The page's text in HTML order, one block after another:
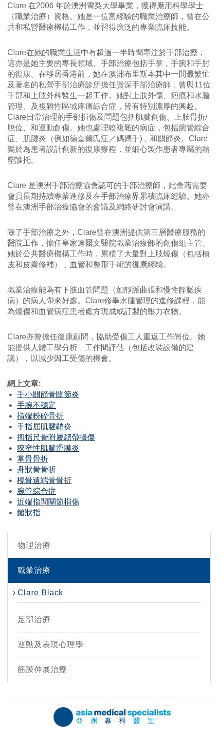
Clare 在2006 年於澳洲雪梨大學畢業，獲得應用科學學士
（職業治療）資格。她是一位富經驗的職業治療師，曾在公
共和私營醫療機構工作，並習得廣泛的專業臨床技能。
Clare在她的職業生涯中有超過一半時間專注於手部治療，
這亦是她主要的專長領域。手部治療包括手掌，手腕和手肘
的復康。在移居香港前，她在澳洲布里斯本其中一間最繁忙
及著名的私營手部治療診所擔任資深手部治療師，曾與11位
手部和上肢外科醫生一起工作。她對上肢外傷、疤痕和水腫
管理、及複雜性區域疼痛綜合症，皆有特別濃厚的興趣。
Clare日常治理的手部損傷及問題包括肌腱創傷、上肢骨折/
脫位、和運動創傷。她也處理較複雜的病症，包括腕管綜合
症、肌腱炎（例如德奎爾氏症／媽媽手)﹑和關節炎。Clare
樂於為患者設計創新的復康療程，並細心製作患者專屬的熱
塑護托。
Clare 是澳洲手部治療協會認可的手部治療師，此會藉需要
會員長期持續專業進修及在手部治療界累積臨床經驗。她亦
曾在澳洲手部治療協會的會議及網絡研討會演講。
除了手部治療之外，Clare曾在澳洲提供第三層醫療服務的
醫院工作，擔任皇家達爾文醫院職業治療部的創傷組主管。
她於公共醫療機構工作時，累積了大量對上肢燒傷（包括植
皮和皮瓣修補）﹑血管和整形手術的復康經驗。
職業治療能為有下肢血管問題（如靜脈曲張和慢性靜脈疾
病）的病人帶來好處。Clare修畢水腫管理的進修課程，能
為燒傷和血管病症患者處方現成或訂製的壓力衣物。
Clare亦曾擔任復康顧問，協助受傷工人重返工作崗位。她
能提供人體工學分析﹑工作間評估（包括改裝設備的建
議），以減少因工受傷的機會。
網上文章:
手小關節骨關節炎
手腕不穩定
指端粉碎骨折
手指屈肌腱鞘炎
拇指尺骨附屬韌帶損傷
狹窄性肌腱滑膜炎
掌骨骨折
舟狀骨骨折
橈骨遠端骨骨折
腕管綜合症
近端指間關節損傷
鎚狀指
物理治療
職業治療
Clare Black
足部治療
運動及表現心理學
筋膜伸展治療